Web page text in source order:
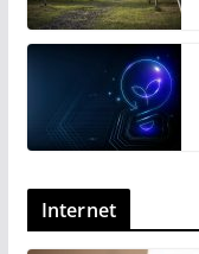
Internet